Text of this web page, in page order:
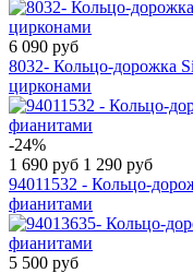
6 090 руб
8032- Кольцо-дорожка
цирконами
-24%
1 690 руб 1 290 руб
94011532 - Кольцо-
фианитами
5 500 руб